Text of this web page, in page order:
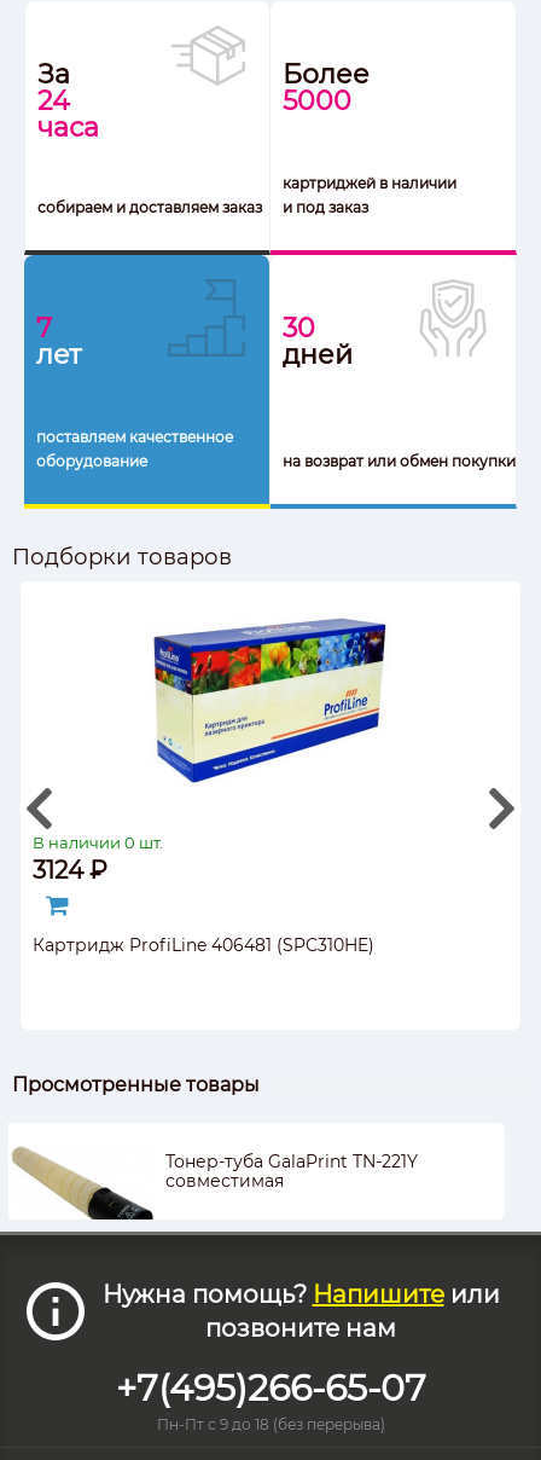
За
24
часа
собираем и доставляем заказ
Более
5000
картриджей в наличии
и под заказ
7
лет
поставляем качественное
оборудование
30
дней
на возврат или обмен покупки
Подборки товаров
В наличии 0 шт.
3124 ₽
Картридж ProfiLine 406481 (SPC310HE)
Просмотренные товары
Тонер-туба GalaPrint TN-221Y
совместимая
Нужна помощь? Напишитеили
позвоните нам
+7(495)266-65-07
Пн-Пт с 9 до 18 (без перерыва)